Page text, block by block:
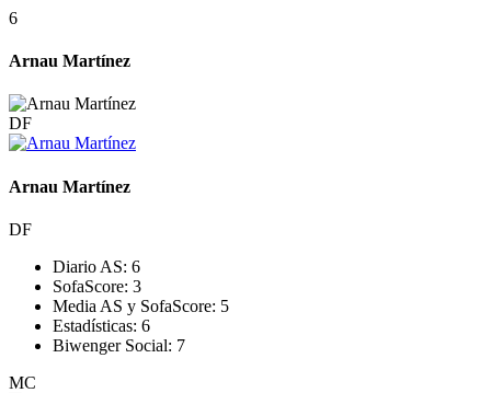
6
Arnau Martínez
DF
Arnau Martínez
DF
Diario AS: 6
SofaScore: 3
Media AS y SofaScore: 5
Estadísticas: 6
Biwenger Social: 7
MC